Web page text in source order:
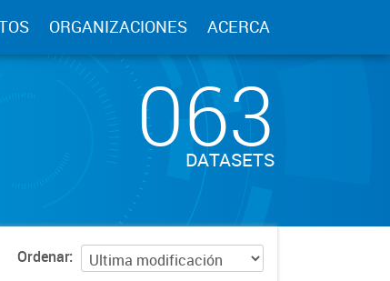
ORGANIZACIONES ACERCA
063
DATASETS
Ordenar